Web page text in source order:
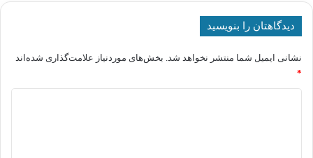
دیدگاهتان را بنویسید
نشانی ایمیل شما منتشر نخواهد شد. بخش‌های موردنیاز علامت‌گذاری شده‌اند
*